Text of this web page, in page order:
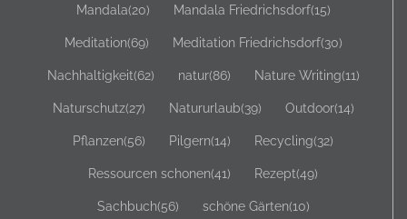
Mandala(20) Mandala Friedrichsdorf(15)
Meditation(69) Meditation Friedrichsdorf(30)
Nachhaltigkeit(62) natur(86) Nature Writing(11)
Naturschutz(27) Natururlaub(39) Outdoor(14)
Pflanzen(56) Pilgern(14) Recycling(32)
Ressourcen schonen(41) Rezept(49)
Sachbuch(56) schöne Gärten(10)